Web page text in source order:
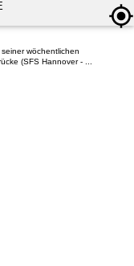
wöchentlichen
(SFS Hannover - ...